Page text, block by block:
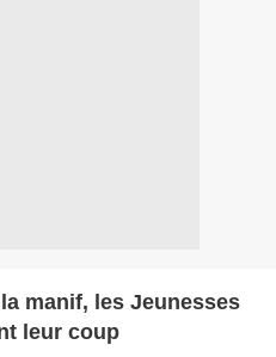
manif, les Jeunesses
leur coup